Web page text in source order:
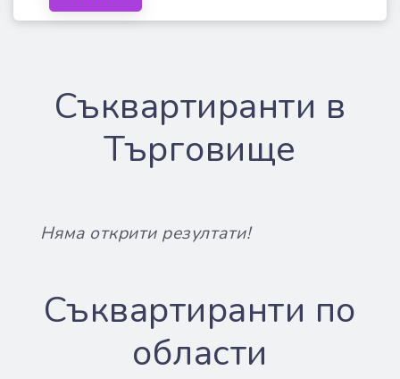
Съквартиранти в
Търговище
Няма открити резултати!
Съквартиранти по
области